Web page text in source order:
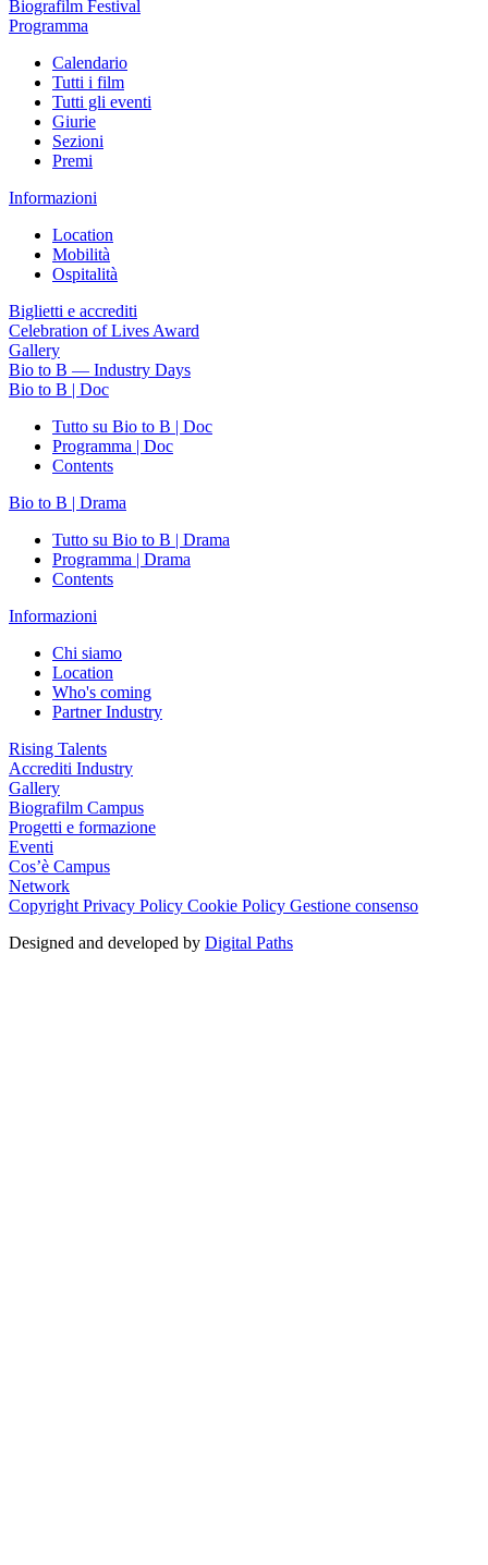
Biografilm Festival
Programma
Calendario
Tutti i film
Tutti gli eventi
Giurie
Sezioni
Premi
Informazioni
Location
Mobilità
Ospitalità
Biglietti e accrediti
Celebration of Lives Award
Gallery
Bio to B — Industry Days
Bio to B | Doc
Tutto su Bio to B | Doc
Programma | Doc
Contents
Bio to B | Drama
Tutto su Bio to B | Drama
Programma | Drama
Contents
Informazioni
Chi siamo
Location
Who's coming
Partner Industry
Rising Talents
Accrediti Industry
Gallery
Biografilm Campus
Progetti e formazione
Eventi
Cos’è Campus
Network
Copyright Privacy Policy Cookie Policy Gestione consenso
Designed and developed by Digital Paths